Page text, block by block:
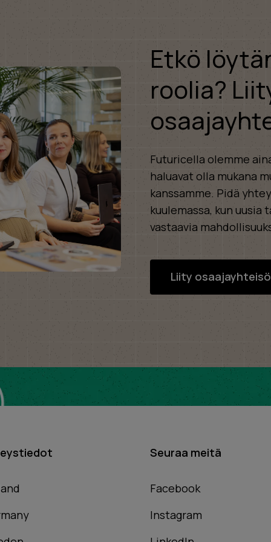
Etkö
roolia?
Futuricella olemme
haluavat olla mukana
kanssamme. Pidä
kuulemassa, kun
vastaavia
Liity
Seuraa meitä
Facebook
Instagram